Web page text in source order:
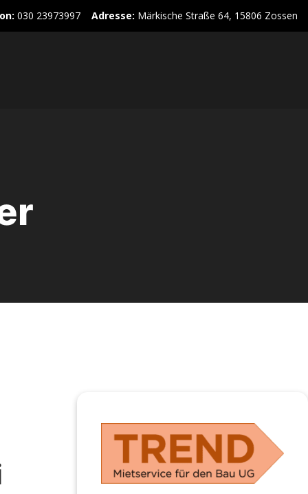
030 23973997 Adresse: Märkische Straße 64, 15806 Zossen